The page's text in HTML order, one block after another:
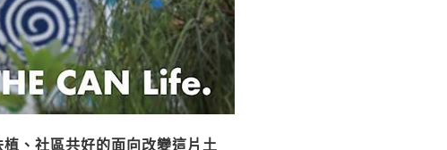
、社區共好的面向改變這片土